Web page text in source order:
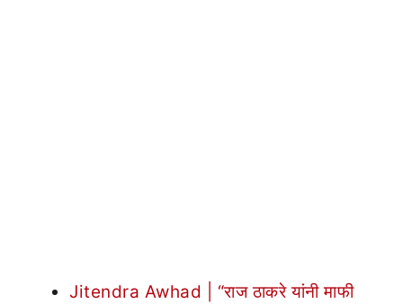
Jitendra Awhad | “राज ठाकरे यांनी माफी